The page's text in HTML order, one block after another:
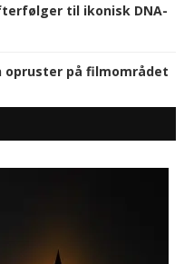
til ikonisk DNA-
opruster på filmområdet